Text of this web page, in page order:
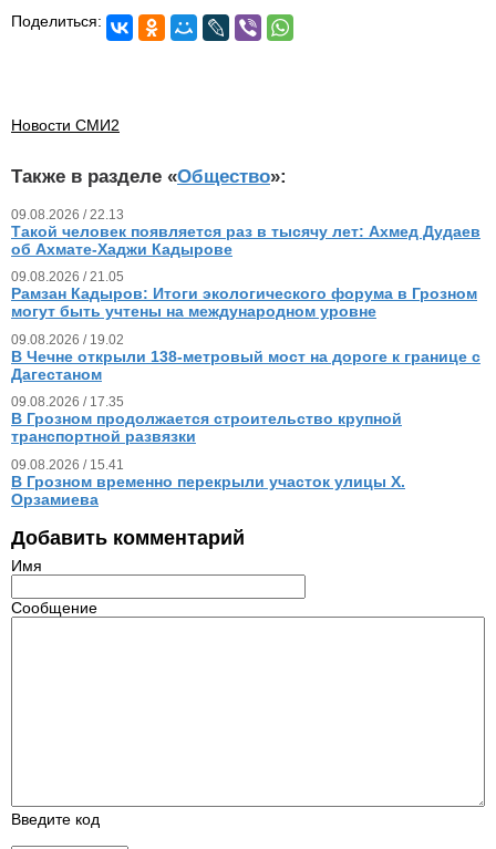
Поделиться:
Новости СМИ2
Также в разделе «Общество»:
09.08.2026 / 22.13
Такой человек появляется раз в тысячу лет: Ахмед Дудаев
об Ахмате-Хаджи Кадырове
09.08.2026 / 21.05
Рамзан Кадыров: Итоги экологического форума в Грозном
могут быть учтены на международном уровне
09.08.2026 / 19.02
В Чечне открыли 138-метровый мост на дороге к границе с
Дагестаном
09.08.2026 / 17.35
В Грозном продолжается строительство крупной
транспортной развязки
09.08.2026 / 15.41
В Грозном временно перекрыли участок улицы Х.
Орзамиева
Добавить комментарий
Имя
Сообщение
Введите код